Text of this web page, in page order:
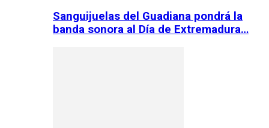
Sanguijuelas del Guadiana pondrá la
banda sonora al Día de Extremadura…